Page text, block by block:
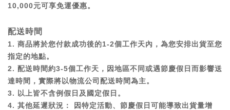
10,000元可享免運優惠。
配送時間
1. 商品將於您付款成功後的1-2個工作天內，為您安排出貨至您
指定的地點。
2. 配送時間約3-5個工作天，因地區不同或遇節慶假日而影響送
達時間，實際將以物流公司配送時間為主。
3. 以上皆不含例假日及國定假日。
4. 其他延遲狀況： 因特定活動、節慶假日可能導致出貨量增